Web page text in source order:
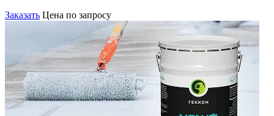
Заказать Цена по запросу